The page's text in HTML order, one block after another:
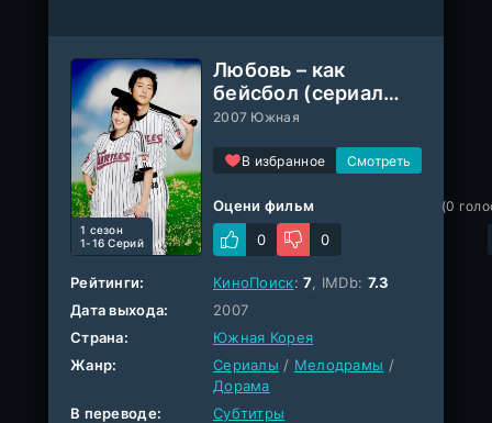
Любовь – как
бейсбол (сериал
2007)
2007 Южная
В избранное
1 cезон
1-16 Серий
Оцени фильм
0
0
(0
Рейтинги: КиноПоиск:7, IMDb: 7.3
Дата выхода:
2007
Страна:
Южная Корея
Жанр:
Сериалы / Мелодрамы /
Дорама
В переводе:
Субтитры